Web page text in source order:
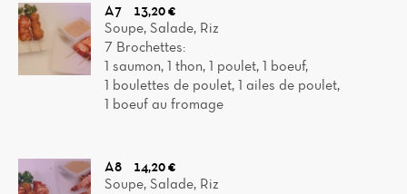
A7
13,20 €
Soupe, Salade, Riz
7 Brochettes:
1 saumon, 1 thon, 1 poulet, 1 boeuf,
1 boulettes de poulet, 1 ailes de poulet,
1 boeuf au fromage
A8
14,20 €
Soupe, Salade, Riz